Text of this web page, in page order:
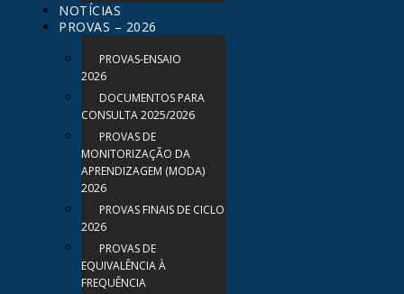
NOTÍCIAS
PROVAS – 2026
PROVAS-ENSAIO
2026
DOCUMENTOS PARA
CONSULTA 2025/2026
PROVAS DE
MONITORIZAÇÃO DA
APRENDIZAGEM (MODA)
2026
PROVAS FINAIS DE CICLO
2026
PROVAS DE
EQUIVALÊNCIA À
FREQUÊNCIA